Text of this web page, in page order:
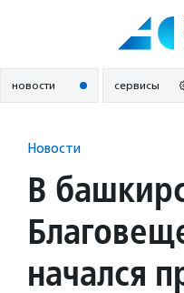
новости сервисы
Новости
В
начался